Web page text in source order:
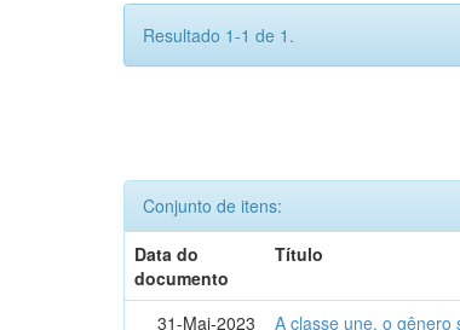
Resultado 1-1 de 1.
Conjunto de itens:
Data do
documento
Título
31-Mai-2023 A classe une, o